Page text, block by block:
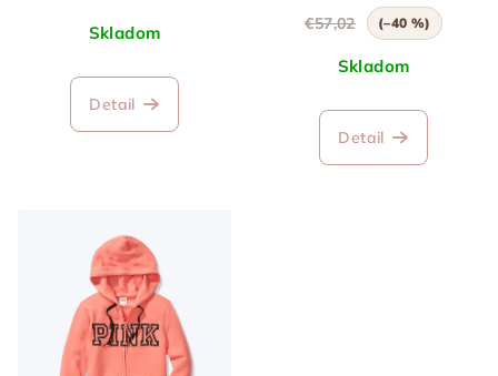
Skladom
Detail
€57,02 (–40 %)
Skladom
Detail